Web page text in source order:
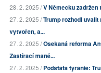
28. 2. 2025 /V Německu
27. 2. 2025 /Trump rozhodl uvalit
vytvořen, a...
27. 2. 2025 /Osekaná reforma
Zastírací mané...
27. 2. 2025 /Podstata tyranie: